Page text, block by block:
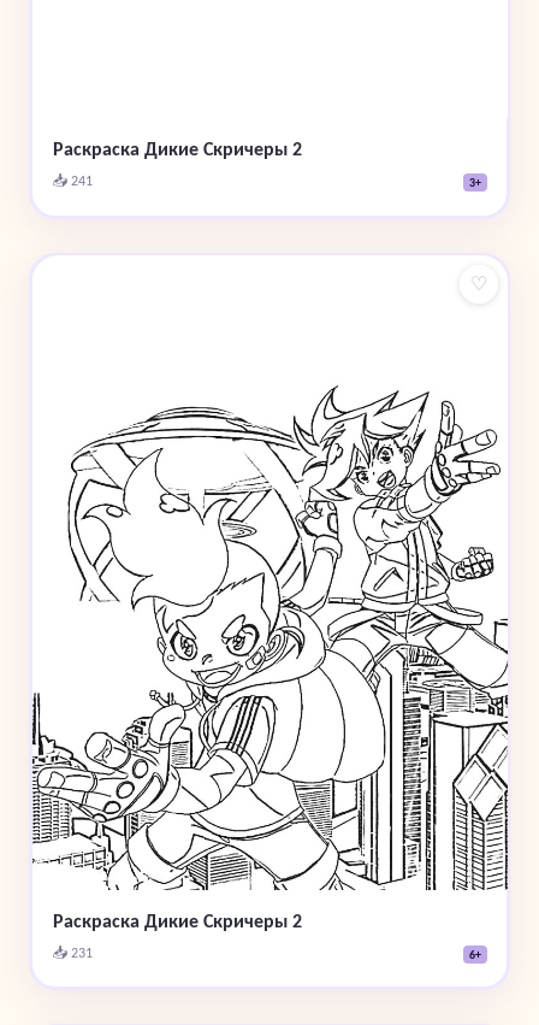
Раскраска Дикие Скричеры 2
📥 241 3+
♡
Раскраска Дикие Скричеры 2
📥 231 6+